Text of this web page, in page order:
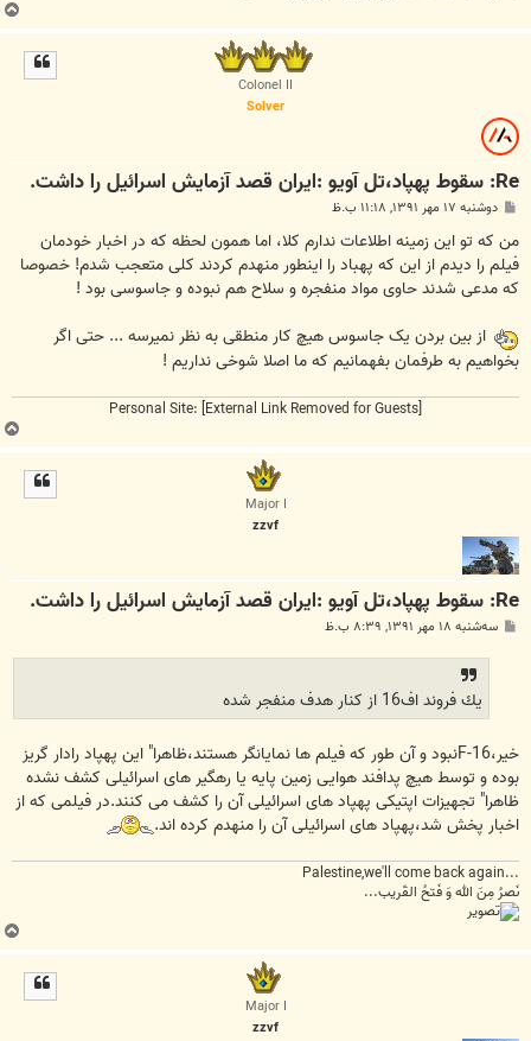
ب
ا
Colonel II
Solver
Re: سقوط پهپاد،تل آویو :ایران قصد آزمایش اسرائیل را داشت.
پ
ت
دوشنبه ۱۷ مهر ۱۳۹۱, ۱۱:۱۸ ب.ظ
من که تو این زمینه اطلاعات ندارم کلا، اما همون لحظه که در اخبار خودمان
فیلم را دیدم از این که پهباد را اینطور منهدم کردند کلی متعجب شدم! خصوصا
که مدعی شدند حاوی مواد منفجره و سلاح هم نبوده و جاسوسی بود !
از بین بردن یک جاسوس هیچ کار منطقی به نظر نمیرسه ... حتی اگر
بخواهیم به طرفمان بفهمانیم که ما اصلا شوخی نداریم !
Personal Site:[External Link Removed for Guests]
ب
ا
Major I
zzvf
Re: سقوط پهپاد،تل آویو :ایران قصد آزمایش اسرائیل را داشت.
پ سه‌شنبه ۱۸ مهر ۱۳۹۱, ۸:۳۹ ب.ظ
يك فروند اف16 از كنار هدف منفجر شده
خیر،F-16نبود و آن طور که فیلم ها نمایانگر هستند،ظاهرا" این پهپاد رادار گریز
بوده و توسط هیچ پدافند هوایی زمین پایه یا رهگیر های اسرائیلی کشف نشده
ظاهرا" تجهیزات اپتیکی پهپاد های اسرائیلی آن را کشف می کنند.در فیلمی که از
اخبار پخش شد،پهپاد های اسرائیلی آن را منهدم کرده اند.
...Palestine,we'll come back again
نَصرُ مِنَ الله وَ فَتحُ القَریب...
ب
ا
Major I
zzvf